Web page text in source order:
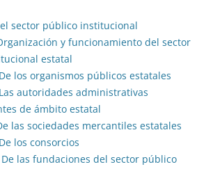
sector público institucional
y funcionamiento del sector
estatal
los organismos públicos estatales
autoridades administrativas
de ámbito estatal
las sociedades mercantiles estatales
los consorcios
las fundaciones del sector público